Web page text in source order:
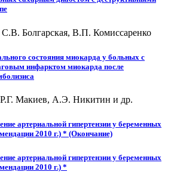
Болгарская, В.П. Комиссаренко
состояния миокарда у больных с
инфарктом миокарда после
Макиев, А.Э. Никитин и др.
артериальной гипертензии у беременных
2010 г.) * (Окончание)
артериальной гипертензии у беременных
2010 г.) *